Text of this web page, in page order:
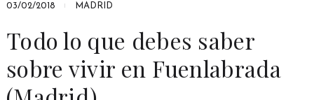
03/02/2018 MADRID
Todo lo que debes saber
sobre vivir en Fuenlabrada